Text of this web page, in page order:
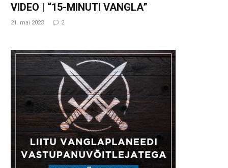
VIDEO | “15-MINUTI VANGLA”
21. mai 2023 2